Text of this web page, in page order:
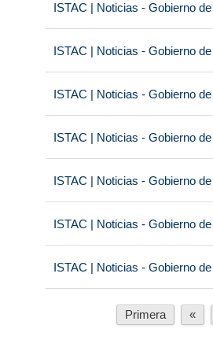
ISTAC | Noticias - Gobierno
ISTAC | Noticias - Gobierno
ISTAC | Noticias - Gobierno
ISTAC | Noticias - Gobierno
ISTAC | Noticias - Gobierno
ISTAC | Noticias - Gobierno
ISTAC | Noticias - Gobierno
Primera «